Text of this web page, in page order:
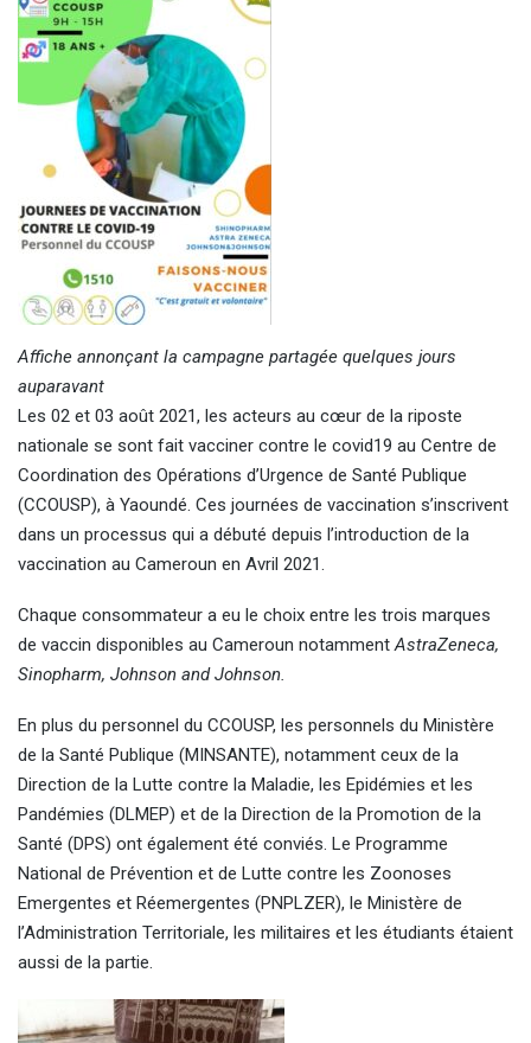
Affiche annonçant la campagne partagée quelques jours
auparavant
Les 02 et 03 août 2021, les acteurs au cœur de la riposte
nationale se sont fait vacciner contre le covid19 au Centre de
Coordination des Opérations d’Urgence de Santé Publique
(CCOUSP), à Yaoundé. Ces journées de vaccination s’inscrivent
dans un processus qui a débuté depuis l’introduction de la
vaccination au Cameroun en Avril 2021.
Chaque consommateur a eu le choix entre les trois marques
de vaccin disponibles au Cameroun notammentAstraZeneca,
Sinopharm, Johnson and Johnson.
En plus du personnel du CCOUSP, les personnels du Ministère
de la Santé Publique (MINSANTE), notamment ceux de la
Direction de la Lutte contre la Maladie, les Epidémies et les
Pandémies (DLMEP) et de la Direction de la Promotion de la
Santé (DPS) ont également été conviés. Le Programme
National de Prévention et de Lutte contre les Zoonoses
Emergentes et Réemergentes (PNPLZER), le Ministère de
l’Administration Territoriale, les militaires et les étudiants étaient
aussi de la partie.